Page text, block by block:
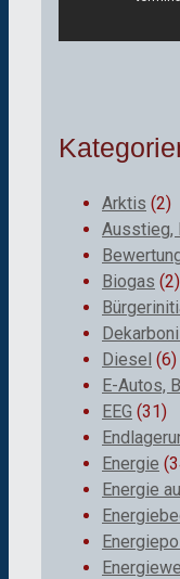
Arktis (2)
Ausstieg,
Biogas (2)
Diesel (6)
E-Autos,
EEG (31)
Energie
Energie